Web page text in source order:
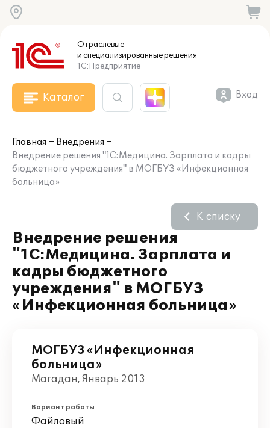
Отраслевые
и специализированныерешения
1С:Предприятие
Каталог Вход
Главная
Внедрения
Внедрение решения "1С:Медицина. Зарплата и кадры
бюджетного учреждения" в МОГБУЗ «Инфекционная
больница»
Внедрение решения
"1С:Медицина. Зарплата и
кадры бюджетного
учреждения" в МОГБУЗ
«Инфекционная больница»
К списку
МОГБУЗ «Инфекционная
больница»
Магадан, Январь 2013
Вариант работы
Файловый